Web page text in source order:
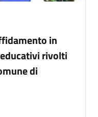
in
rivolti
di